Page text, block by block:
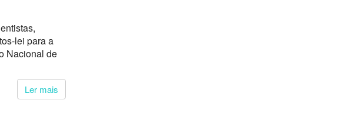
lei para a
Nacional de
Ler mais